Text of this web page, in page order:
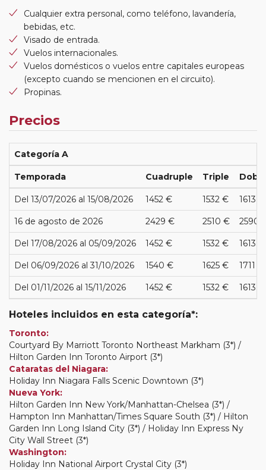
Cualquier extra personal, como teléfono, lavandería,
bebidas, etc.
Visado de entrada.
Vuelos internacionales.
Vuelos domésticos o vuelos entre capitales europeas
(excepto cuando se mencionen en el circuito).
Propinas.
Precios
Categoría A
Temporada Cuadruple Triple Doble
Del 13/07/2026 al 15/08/2026 1452 € 1532 € 1613 €
16 de agosto de 2026 2429 € 2510 € 2590
Del 17/08/2026 al 05/09/2026 1452 € 1532 € 1613 €
Del 06/09/2026 al 31/10/2026 1540 € 1625 € 1711 €
Del 01/11/2026 al 15/11/2026 1452 € 1532 € 1613 €
Hoteles incluidos en esta categoría*:
Toronto:
Courtyard By Marriott Toronto Northeast Markham (3*) /
Hilton Garden Inn Toronto Airport (3*)
Cataratas del Niagara:
Holiday Inn Niagara Falls Scenic Downtown (3*)
Nueva York:
Hilton Garden Inn New York/Manhattan-Chelsea (3*) /
Hampton Inn Manhattan/Times Square South (3*) / Hilton
Garden Inn Long Island City (3*) / Holiday Inn Express Ny
City Wall Street (3*)
Washington:
Holiday Inn National Airport Crystal City (3*)